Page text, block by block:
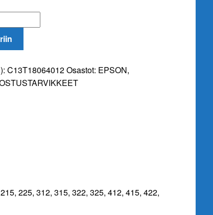
C13T18064012Osastot: EPSON,
225, 312, 315, 322, 325, 412, 415, 422,